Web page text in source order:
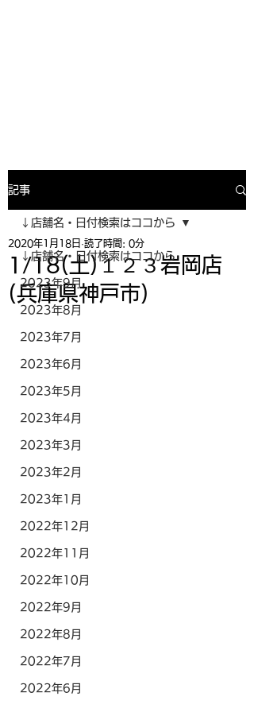
記事
↓店舗名・日付検索はココから
2023年9月
2023年8月
2023年7月
2023年6月
2023年5月
2023年4月
2023年3月
2023年2月
2023年1月
2022年12月
2022年11月
2022年10月
2022年9月
2022年8月
2022年7月
2022年6月
↓店舗名・日付検索はココから
1/18(土)１２３岩岡店
(兵庫県神戸市)
2020年1月18日 読了時間: 0分